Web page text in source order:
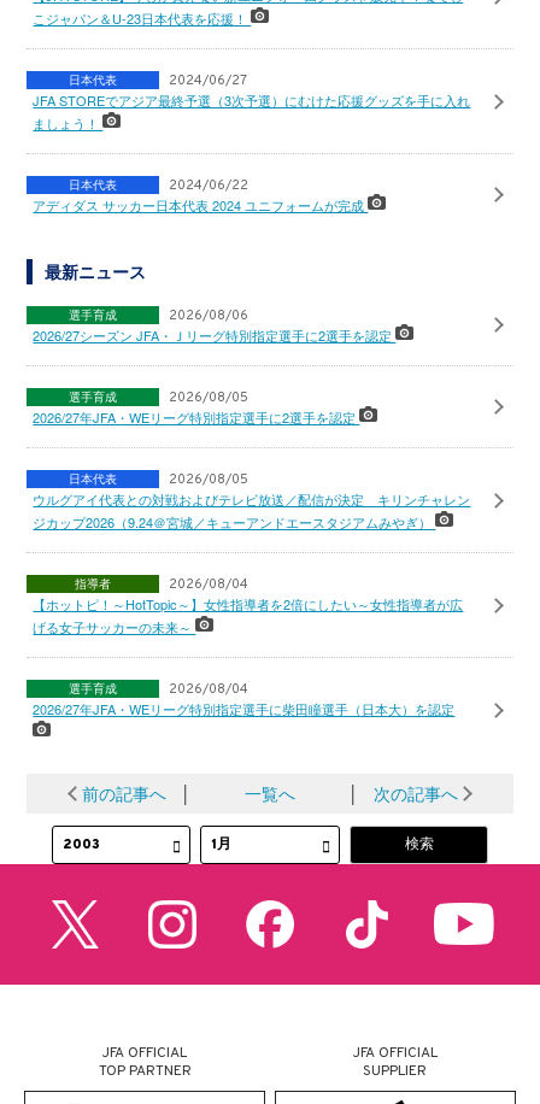
こジャパン＆U-23日本代表を応援！
日本代表 2024/06/27
JFA STOREでアジア最終予選（3次予選）にむけた応援グッズを手に入れ
ましょう！
日本代表 2024/06/22
アディダス サッカー日本代表 2024 ユニフォームが完成
最新ニュース
選手育成 2026/08/06
2026/27シーズン JFA・Ｊリーグ特別指定選手に2選手を認定
選手育成 2026/08/05
2026/27年JFA・WEリーグ特別指定選手に2選手を認定
日本代表 2026/08/05
ウルグアイ代表との対戦およびテレビ放送／配信が決定 キリンチャレン
ジカップ2026（9.24＠宮城／キューアンドエースタジアムみやぎ）
指導者 2026/08/04
【ホットピ！～HotTopic～】女性指導者を2倍にしたい～女性指導者が広
げる女子サッカーの未来～
選手育成 2026/08/04
2026/27年JFA・WEリーグ特別指定選手に柴田瞳選手（日本大）を認定
前の記事へ │ 一覧へ │ 次の記事へ
JFA OFFICIAL
TOP PARTNER
JFA OFFICIAL
SUPPLIER